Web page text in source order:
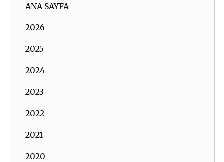
ANA SAYFA
2026
2025
2024
2023
2022
2021
2020